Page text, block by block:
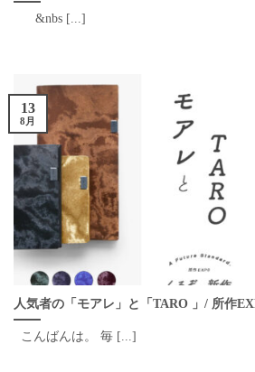
&nbs [...]
人気者の「モアレ」と「TARO 」/ 所作
こんばんは。 毎 [...]
13
8月